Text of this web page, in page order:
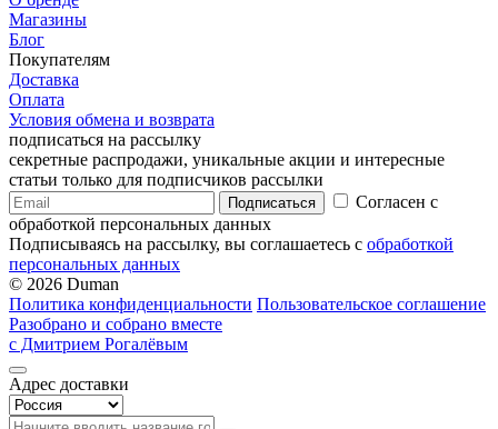
Магазины
Блог
Покупателям
Доставка
Оплата
Условия обмена и возврата
подписаться на рассылку
секретные распродажи, уникальные акции и интересные
статьи только для подписчиков рассылки
Подписаться
Согласен с
обработкой персональных данных
Подписываясь на рассылку, вы соглашаетесь с обработкой
персональных данных
© 2026 Duman
Политика конфиденциальности Пользовательское соглашение
Разобрано и собрано вместе
с Дмитрием Рогалёвым
Адрес доставки